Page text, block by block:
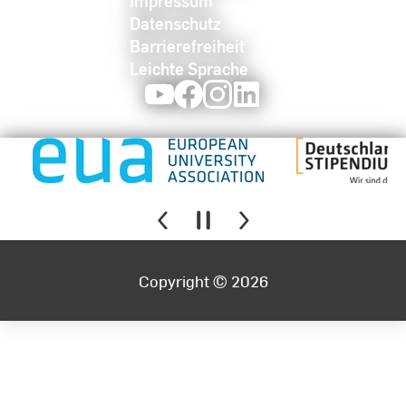
Datenschutz
Barrierefreiheit
Leichte Sprache
YoutubeFacebookInstagram
Copyright © 2026